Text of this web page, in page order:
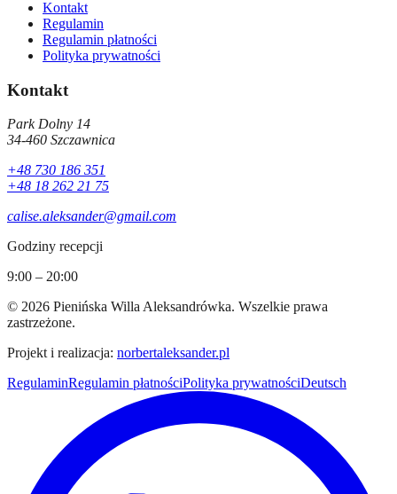
Kontakt
Regulamin
Regulamin płatności
Polityka prywatności
Kontakt
Park Dolny 14
34-460 Szczawnica
+48 730 186 351
+48 18 262 21 75
calise.aleksander@gmail.com
Godziny recepcji
9:00 – 20:00
© 2026 Pienińska Willa Aleksandrówka. Wszelkie prawa
zastrzeżone.
Projekt i realizacja: norbertaleksander.pl
RegulaminRegulamin płatnościPolityka prywatnościDeutsch